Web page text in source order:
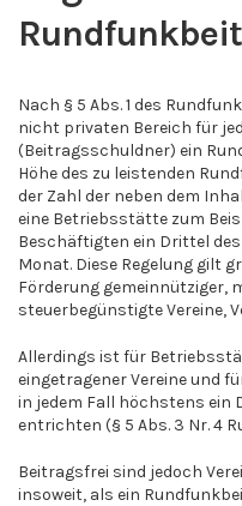
Nach § 5 Abs. 1 des
nicht privaten Bereich für
(Beitragsschuldner) ein
Höhe des zu leistenden
der Zahl der neben dem
eine Betriebsstätte zum
Beschäftigten ein Drittel
Monat. Diese Regelung gilt
Förderung gemeinnütziger,
steuerbegünstigte Vereine,
Allerdings ist für
eingetragener Vereine und
in jedem Fall höchstens ein
entrichten (§ 5 Abs. 3 Nr. 4
Beitragsfrei sind jedoch
insoweit, als ein